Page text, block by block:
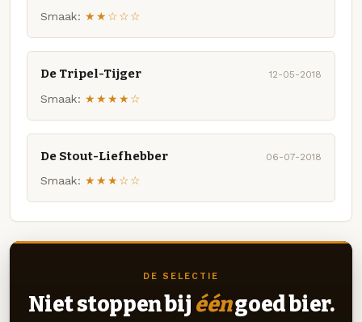
Smaak: ★★☆☆☆
De Tripel-Tijger 12-05-2018
Smaak: ★★★★☆
De Stout-Liefhebber 06-07-2018
Smaak: ★★★☆☆
DE SELECTIE
Niet stoppen bij ééngoed bier.